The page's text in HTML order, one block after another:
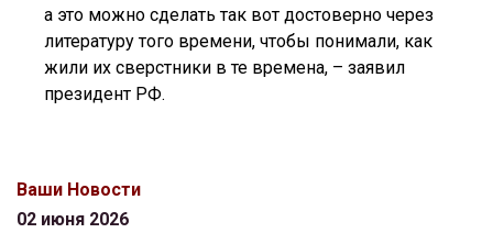
а это можно сделать так вот достоверно через
литературу того времени, чтобы понимали, как
жили их сверстники в те времена, – заявил
президент РФ.
Ваши Новости
02 июня 2026